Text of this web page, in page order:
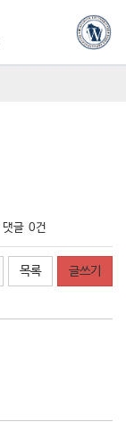
댓글 0건
목록 글쓰기